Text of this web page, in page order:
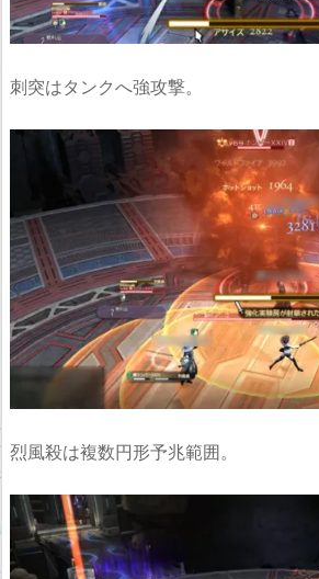
刺突はタンクへ強攻撃。
烈風殺は複数円形予兆範囲。